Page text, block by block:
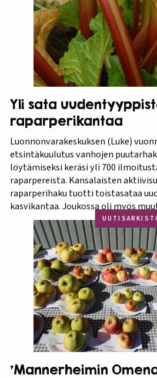
Yli sata
raparperikantaa
Luonnonvarakeskuksen (Luke)
etsintäkuulutus vanhojen
löytämiseksi keräsi yli 700
raparpereista. Kansalaisten
raparperihaku tuotti toistasataa
kasvikantaa. Joukossa oli myös
Koko aineistosta jatkotutkimuksiin
60 prosenttia osoittautui vihreä-
lajikkeeksi. Raparperitutkimus
vaiheelta elokuvaksi ”Raparperin
etsimässä”. Elokuvan ensiesitys
julkistus…
’Mannerheimin